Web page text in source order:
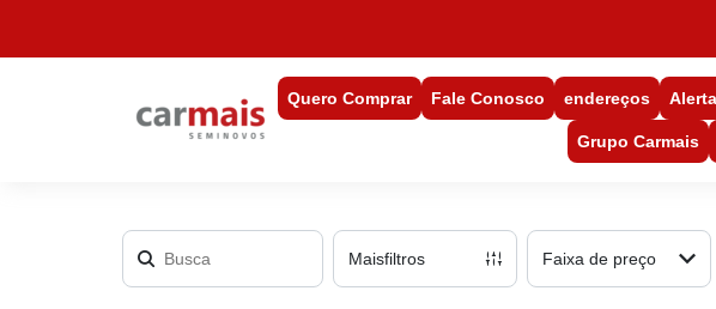
Quero Comprar Fale Conosco endereços
Grupo Carmais
Maisfiltros Faixa de preço